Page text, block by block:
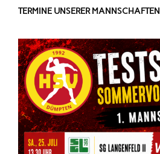
TERMINE UNSERER MANNSCHAFTEN